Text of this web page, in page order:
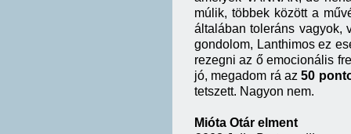
múlik, többek között a
általában toleráns vagyok,
gondolom, Lanthimos ez
rezegni az ő emocionális
jó, megadom rá az50
tetszett. Nagyon nem.
Mióta Otár elment